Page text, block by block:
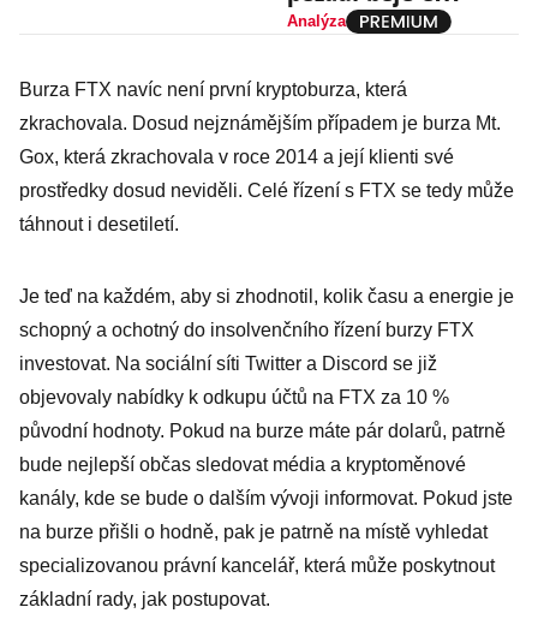
sociální síť Twitter
Analýza
Burza FTX navíc není první kryptoburza, která
zkrachovala. Dosud nejznámějším případem je burza Mt.
Gox, která zkrachovala v roce 2014 a její klienti své
prostředky dosud neviděli. Celé řízení s FTX se tedy může
táhnout i desetiletí.
Je teď na každém, aby si zhodnotil, kolik času a energie je
schopný a ochotný do insolvenčního řízení burzy FTX
investovat. Na sociální síti Twitter a Discord se již
objevovaly nabídky k odkupu účtů na FTX za 10 %
původní hodnoty. Pokud na burze máte pár dolarů, patrně
bude nejlepší občas sledovat média a kryptoměnové
kanály, kde se bude o dalším vývoji informovat. Pokud jste
na burze přišli o hodně, pak je patrně na místě vyhledat
specializovanou právní kancelář, která může poskytnout
základní rady, jak postupovat.